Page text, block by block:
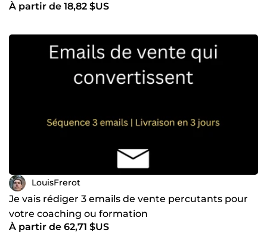
À partir de 18,82 $US
LouisFrerot
Je vais rédiger 3 emails de vente percutants pour
votre coaching ou formation
À partir de 62,71 $US